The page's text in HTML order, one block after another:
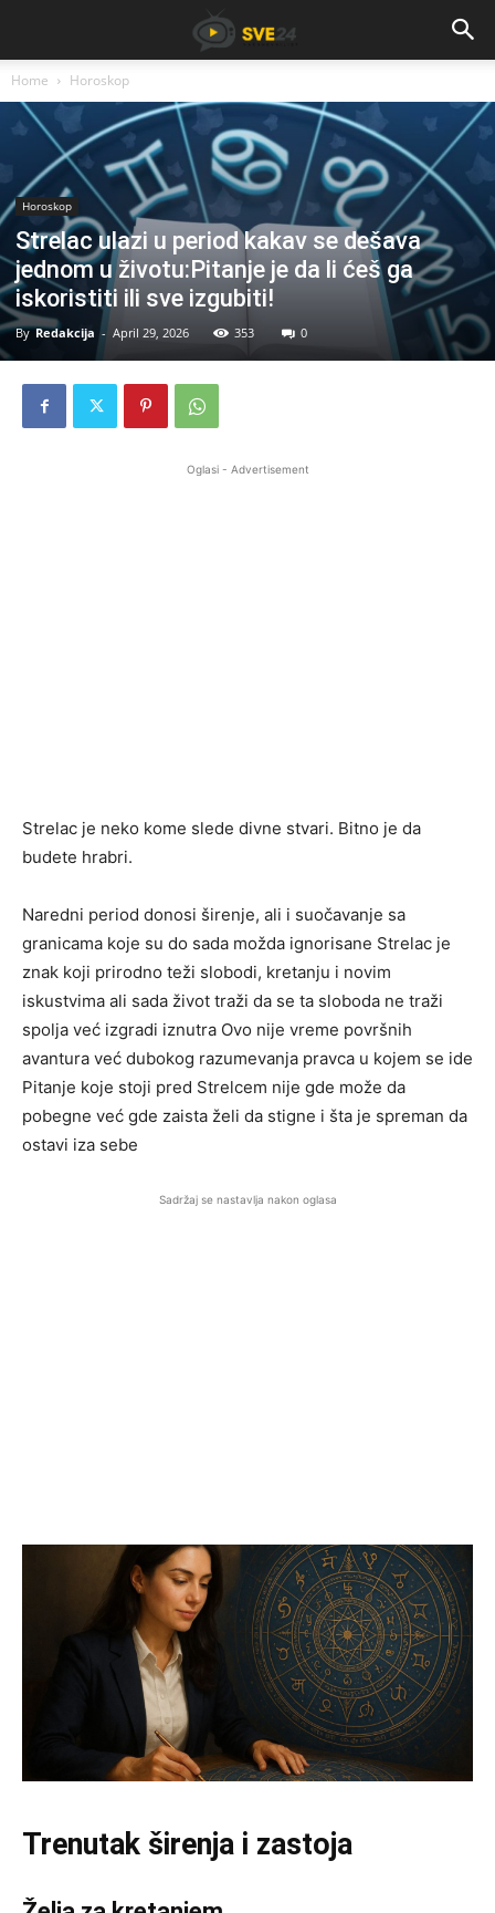
Home Horoskop
Horoskop
Strelac ulazi u period kakav se dešava
jednom u životu:Pitanje je da li ćeš ga
iskoristiti ili sve izgubiti!
By Redakcija - April 29, 2026 353 0
Oglasi - Advertisement
Strelac je neko kome slede divne stvari. Bitno je da
budete hrabri.
Naredni period donosi širenje, ali i suočavanje sa
granicama koje su do sada možda ignorisane Strelac je
znak koji prirodno teži slobodi, kretanju i novim
iskustvima ali sada život traži da se ta sloboda ne traži
spolja već izgradi iznutra Ovo nije vreme površnih
avantura već dubokog razumevanja pravca u kojem se ide
Pitanje koje stoji pred Strelcem nije gde može da
pobegne već gde zaista želi da stigne i šta je spreman da
ostavi iza sebe
Sadržaj se nastavlja nakon oglasa
Trenutak širenja i zastoja